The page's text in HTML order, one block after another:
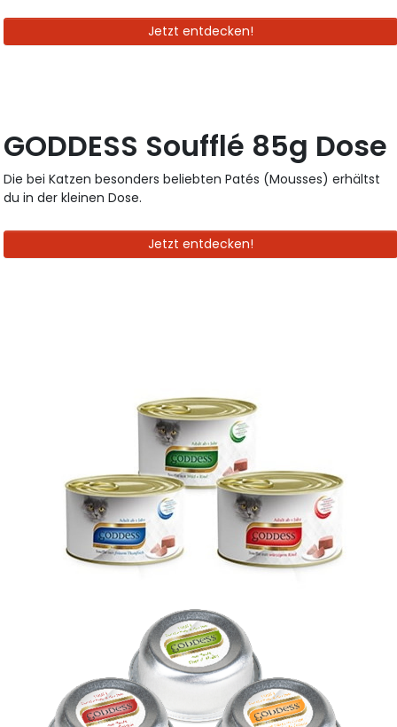
Jetzt entdecken!
GODDESS Soufflé 85g Dose
Die bei Katzen besonders beliebten Patés (Mousses) erhältst
du in der kleinen Dose.
Jetzt entdecken!